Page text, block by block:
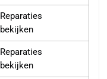
Reparaties
bekijken
Reparaties
bekijken